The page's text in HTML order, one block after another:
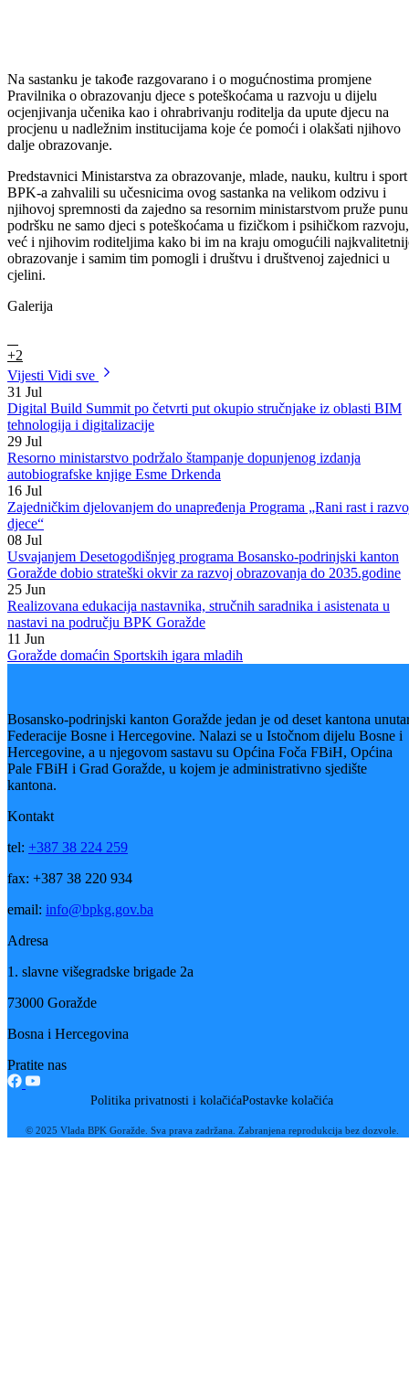
S ciljem omogućavanja najkvalitenijeg mogućeg obrazovanja djece s
poteškoćama u fizičkom i psihičkom razvoju i lakše inkluzije osoba sa
invaliditetom u društvo, na sastanku su usvojeni sljedeći zaključci;
-Zdravstvene ustanove trebaju više pažnje posvetiti pedijatrijskim
pregledima kod sistematskih pregleda.
-Osigurati obuku asistenata koja će biti ciljano usmjerena.
-Istražiti mogućnost osnivanja dnevnog centra, ( sada postoji
„Resursna soba“ kroz čije programe trenutno prolazi 19 djece).
-Osnažiti i educirati roditelje te inicirati osnivanje udruženja roditelja
djece s poteškoćama u razvoju.
organizacijama.
Na sastanku je takođe razgovarano i o mogućnostima promjene
Pravilnika o obrazovanju djece s poteškoćama u razvoju u dijelu
ocjenjivanja učenika kao i ohrabrivanju roditelja da upute djecu na
procjenu u nadležnim institucijama koje će pomoći i olakšati njihovo
dalje obrazovanje.
Predstavnici Ministarstva za obrazovanje, mlade, nauku, kultru i sport
njihovoj spremnosti da zajedno sa resornim ministarstvom pruže punu
podršku ne samo djeci s poteškoćama u fizičkom i psihičkom razvoju,
već i njihovim roditeljima kako bi im na kraju omogućili
obrazovanje i samim tim pomogli i društvu i društvenoj zajednici u